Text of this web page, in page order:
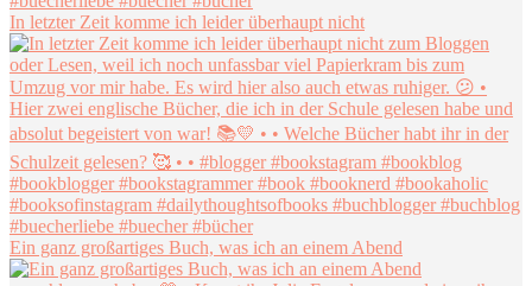
In letzter Zeit komme ich leider überhaupt nicht
Ein ganz großartiges Buch, was ich an einem Abend